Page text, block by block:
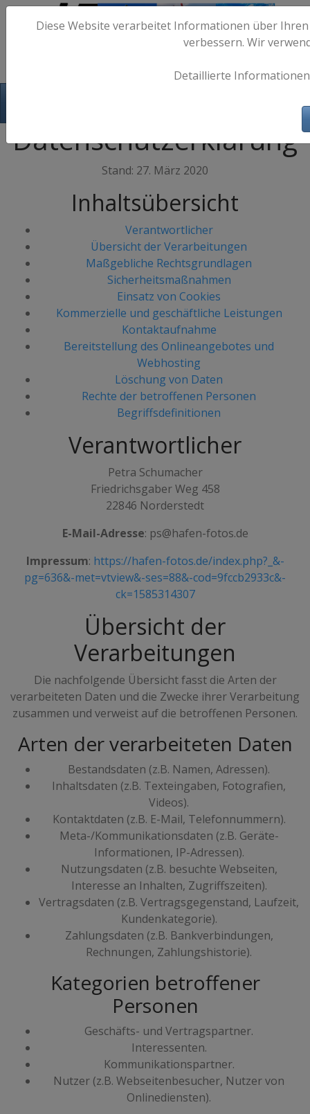
Datenschutzerklärung
Stand: 27. März 2020
Inhaltsübersicht
Verantwortlicher
Übersicht der Verarbeitungen
Maßgebliche Rechtsgrundlagen
Sicherheitsmaßnahmen
Einsatz von Cookies
Kommerzielle und geschäftliche Leistungen
Kontaktaufnahme
Bereitstellung des Onlineangebotes und
Webhosting
Löschung von Daten
Rechte der betroffenen Personen
Begriffsdefinitionen
Verantwortlicher
Petra Schumacher
Friedrichsgaber Weg 458
22846 Norderstedt
E-Mail-Adresse: ps@hafen-fotos.de
Impressum: https://hafen-fotos.de/index.php?_&-
pg=636&-met=vtview&-ses=88&-cod=9fccb2933c&-
ck=1585314307
Übersicht der
Verarbeitungen
Die nachfolgende Übersicht fasst die Arten der
verarbeiteten Daten und die Zwecke ihrer Verarbeitung
zusammen und verweist auf die betroffenen Personen.
Arten der verarbeiteten Daten
Bestandsdaten (z.B. Namen, Adressen).
Inhaltsdaten (z.B. Texteingaben, Fotografien,
Videos).
Kontaktdaten (z.B. E-Mail, Telefonnummern).
Meta-/Kommunikationsdaten (z.B. Geräte-
Informationen, IP-Adressen).
Nutzungsdaten (z.B. besuchte Webseiten,
Interesse an Inhalten, Zugriffszeiten).
Vertragsdaten (z.B. Vertragsgegenstand, Laufzeit,
Kundenkategorie).
Zahlungsdaten (z.B. Bankverbindungen,
Rechnungen, Zahlungshistorie).
Kategorien betroffener
Personen
Geschäfts- und Vertragspartner.
Interessenten.
Kommunikationspartner.
Nutzer (z.B. Webseitenbesucher, Nutzer von
Onlinediensten).
Diese Website verarbeitet Informationen über
verbessern. Wir
Detaillierte